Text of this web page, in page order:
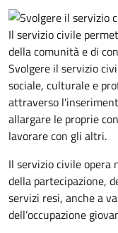
Il servizio civile
della comunità e di
Svolgere il servizio
sociale, culturale e
attraverso
allargare le proprie
lavorare con gli altri.
Il servizio civile opera
della partecipazione,
servizi resi, anche a
dell’occupazione